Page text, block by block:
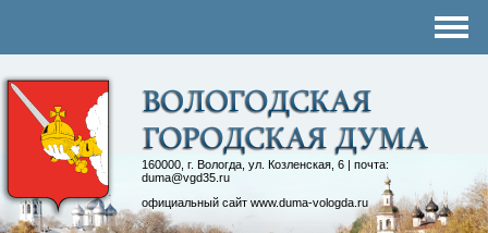
160000, г. Вологда, ул. Козленская, 6 | почта:
duma@vgd35.ru
официальный сайт www.duma-vologda.ru
Контакты
Депутатские объединения